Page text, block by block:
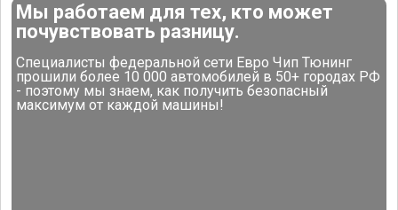
Мы работаем для тех, кто может
почувствовать разницу.
Специалисты федеральной сети Евро Чип Тюнинг
прошили более 10 000 автомобилей в 50+ городах РФ
- поэтому мы знаем, как получить безопасный
максимум от каждой машины!